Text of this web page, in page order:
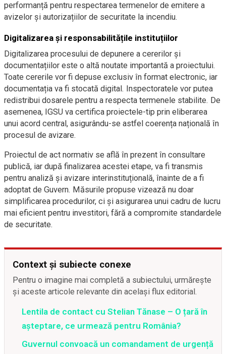
performanță pentru respectarea termenelor de emitere a
avizelor și autorizațiilor de securitate la incendiu.
Digitalizarea și responsabilitățile instituțiilor
Digitalizarea procesului de depunere a cererilor și
documentațiilor este o altă noutate importantă a proiectului.
Toate cererile vor fi depuse exclusiv în format electronic, iar
documentația va fi stocată digital. Inspectoratele vor putea
redistribui dosarele pentru a respecta termenele stabilite. De
asemenea, IGSU va certifica proiectele-tip prin eliberarea
unui acord central, asigurându-se astfel coerența națională în
procesul de avizare.
Proiectul de act normativ se află în prezent în consultare
publică, iar după finalizarea acestei etape, va fi transmis
pentru analiză și avizare interinstituțională, înainte de a fi
adoptat de Guvern. Măsurile propuse vizează nu doar
simplificarea procedurilor, ci și asigurarea unui cadru de lucru
mai eficient pentru investitori, fără a compromite standardele
de securitate.
Context și subiecte conexe
Pentru o imagine mai completă a subiectului, urmărește
și aceste articole relevante din același flux editorial.
Lentila de contact cu Stelian Tănase – O țară în
așteptare, ce urmează pentru România?
Guvernul convoacă un comandament de urgență